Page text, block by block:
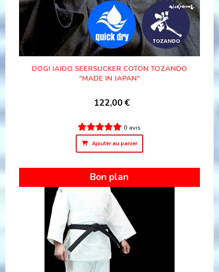
DOGI IAIDO SEERSUCKER COTON TOZANDO
"MADE IN JAPAN"
122,00 €
0 avis
Ajouter au panier
Bon plan